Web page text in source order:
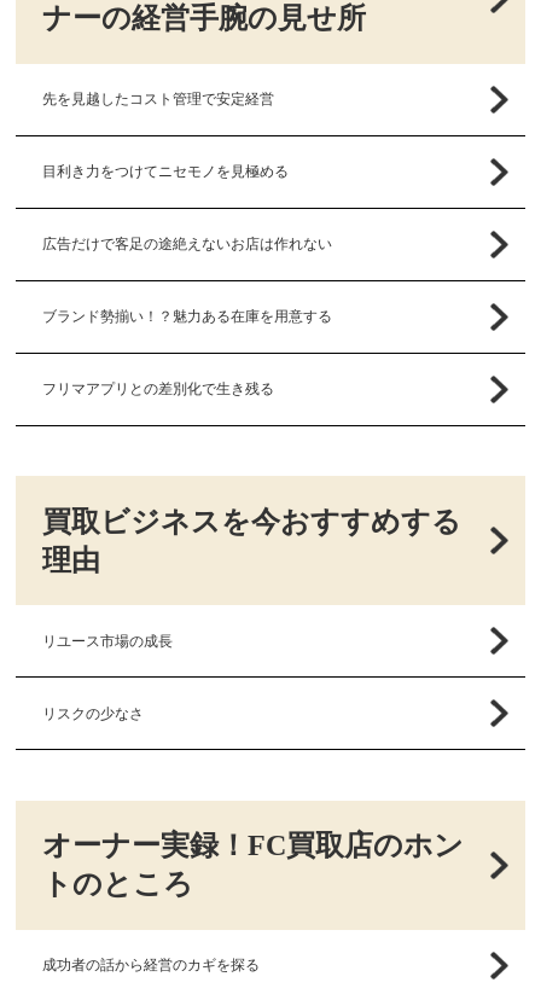
ナーの経営手腕の見せ所
先を見越したコスト管理で安定経営
目利き力をつけてニセモノを見極める
広告だけで客足の途絶えないお店は作れない
ブランド勢揃い！？魅力ある在庫を用意する
フリマアプリとの差別化で生き残る
買取ビジネスを今おすすめする
理由
リユース市場の成長
リスクの少なさ
オーナー実録！FC買取店のホン
トのところ
成功者の話から経営のカギを探る